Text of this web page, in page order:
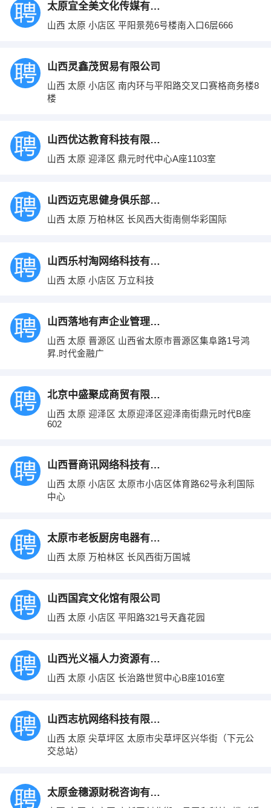
太原宜全美文化传媒有限公司
山西 太原 小店区 平阳景苑6号楼南入口6层666
山西灵鑫茂贸易有限公司
山西 太原 小店区 南内环与平阳路交叉口赛格商务楼8
楼
山西优达教育科技有限公司
山西 太原 迎泽区 鼎元时代中心A座1103室
山西迈克思健身俱乐部有限公司
山西 太原 万柏林区 长风西大街南侧华彩国际
山西乐村淘网络科技有限公司
山西 太原 小店区 万立科技
山西落地有声企业管理咨询有限公司
山西 太原 晋源区 山西省太原市晋源区集阜路1号鸿
昇.时代金融广
北京中盛聚成商贸有限公司太原分公司
山西 太原 迎泽区 太原迎泽区迎泽南街鼎元时代B座
602
山西晋商讯网络科技有限责任公司
山西 太原 小店区 太原市小店区体育路62号永利国际
中心
太原市老板厨房电器有限公司
山西 太原 万柏林区 长风西街万国城
山西国宾文化馆有限公司
山西 太原 小店区 平阳路321号天鑫花园
山西光义福人力资源有限公司
山西 太原 小店区 长治路世贸中心B座1016室
山西志杭网络科技有限公司
山西 太原 尖草坪区 太原市尖草坪区兴华街（下元公
交总站）
太原金穗源财税咨询有限公司